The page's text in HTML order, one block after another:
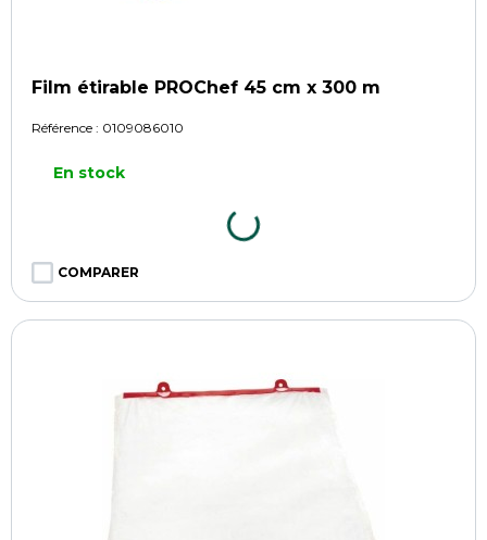
Film étirable PROChef 45 cm x 300 m
Référence : 0109086010
En stock
COMPARER